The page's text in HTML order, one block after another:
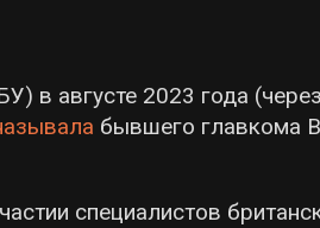
в августе 2023 года
бывшего главкома
специалистов